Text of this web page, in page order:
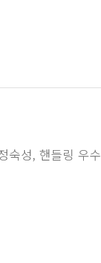
숙성, 핸들링 우수